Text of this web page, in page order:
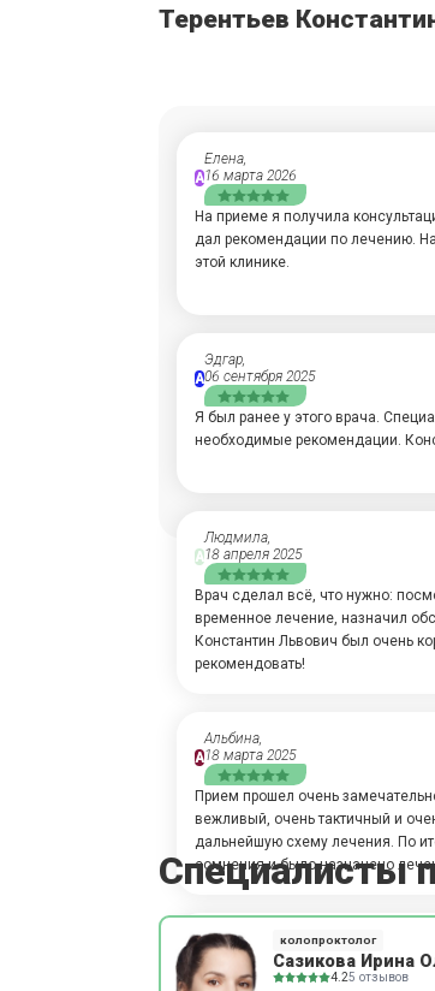
Терентьев
А
Елена,
16 марта 2026
На приеме я получила
дал рекомендации по лечению.
этой клинике.
А
Эдгар,
06 сентября 2025
Я был ранее у этого врача.
необходимые рекомендации.
А
Людмила,
18 апреля 2025
Врач сделал всё, что нужно:
временное лечение, назначил
Константин Львович был очень
рекомендовать!
А
Альбина,
18 марта 2025
Прием прошел очень
вежливый, очень тактичный и
дальнейшую схему лечения. По
сомнения и было назначено
А
Ольга,
04 марта 2025
Специалисты
колопроктолог
Сазикова Ирина
4.25 отзывов